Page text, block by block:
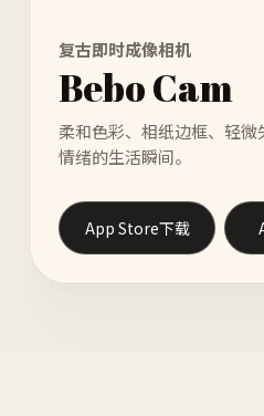
复古即时成像相机
Bebo Cam
柔和色彩、相纸边框、轻微
情绪的生活瞬间。
App Store下载